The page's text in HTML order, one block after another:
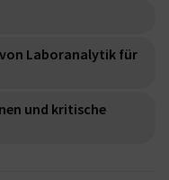
Laboranalytik für
und kritische